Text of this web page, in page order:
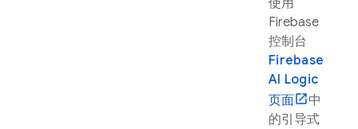
使用
Firebase
控制台
Firebase
AI Logic
页面
中
的引导式